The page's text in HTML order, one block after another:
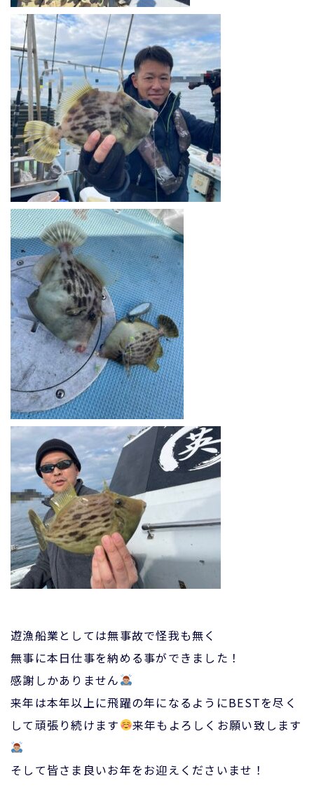
遊漁船業としては無事故で怪我も無く
無事に本日仕事を納める事ができました！
感謝しかありません
来年は本年以上に飛躍の年になるようにBESTを尽く
して頑張り続けます
来年もよろしくお願い致します
そして皆さま良いお年をお迎えくださいませ！